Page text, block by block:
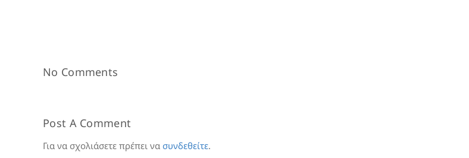
No Comments
Post A Comment
Για να σχολιάσετε πρέπει να συνδεθείτε.